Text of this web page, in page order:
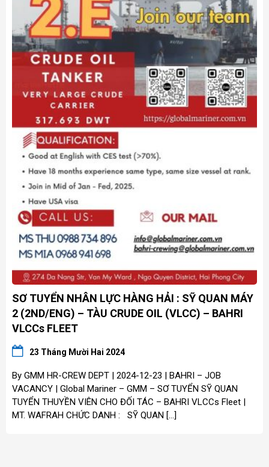
SƠ TUYỂN NHÂN LỰC HÀNG HẢI : SỸ QUAN MÁY
2 (2ND/ENG) – TÀU CRUDE OIL (VLCC) – BAHRI
VLCCs FLEET
23 Tháng Mười Hai 2024
By GMM HR-CREW DEPT | 2024-12-23 | BAHRI – JOB
VACANCY | Global Mariner – GMM – SƠ TUYỂN SỸ QUAN
TUYỂN THUYỀN VIÊN CHO ĐỐI TÁC – BAHRI VLCCs Fleet |
MT. WAFRAH CHỨC DANH : SỸ QUAN […]